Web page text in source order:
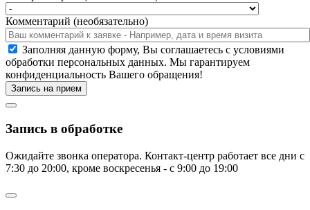
Комментарий (необязательно)
Заполняя данную форму, Вы соглашаетесь c условиями
обработки персональных данных. Мы гарантируем
конфиденциальность Вашего обращения!
Запись на прием
Запись в обработке
Ожидайте звонка оператора. Контакт-центр работает все дни с
7:30 до 20:00, кроме воскресенья - с 9:00 до 19:00